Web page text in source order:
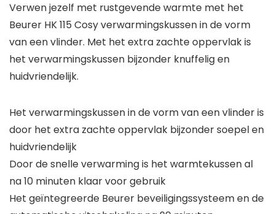
Verwen jezelf met rustgevende warmte met het
Beurer HK 115 Cosy verwarmingskussen in de vorm
van een vlinder. Met het extra zachte oppervlak is
het verwarmingskussen bijzonder knuffelig en
huidvriendelijk.
Het verwarmingskussen in de vorm van een vlinder is
door het extra zachte oppervlak bijzonder soepel en
huidvriendelijk
Door de snelle verwarming is het warmtekussen al
na 10 minuten klaar voor gebruik
Het geïntegreerde Beurer beveiligingssysteem en de